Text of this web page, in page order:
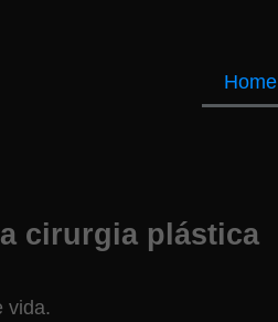
Home
cirurgia plástica
vida.